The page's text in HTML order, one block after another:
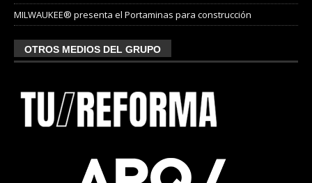
MILWAUKEE® presenta el Portaminas para construcción
OTROS MEDIOS DEL GRUPO